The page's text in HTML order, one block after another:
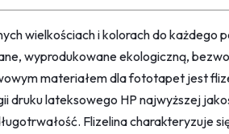
wielkościach i kolorach do każdego
wyprodukowane ekologiczną,
materiałem dla fototapet jest
druku lateksowego HP najwyższej
Flizelina charakteryzuje